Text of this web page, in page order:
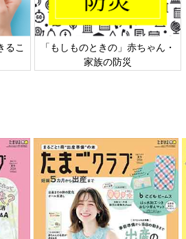
たのは「ぷりん大福 カラメルソース
ソースとカラメルソースが入ってい
いてとてもおいしかったそうです。こ
です。お手頃な価格がうれしいです
めセブンイレブン新作スイーツ4
手頃価格がうれしい
るこ
「もしものときの」赤ちゃん・
家族の防災